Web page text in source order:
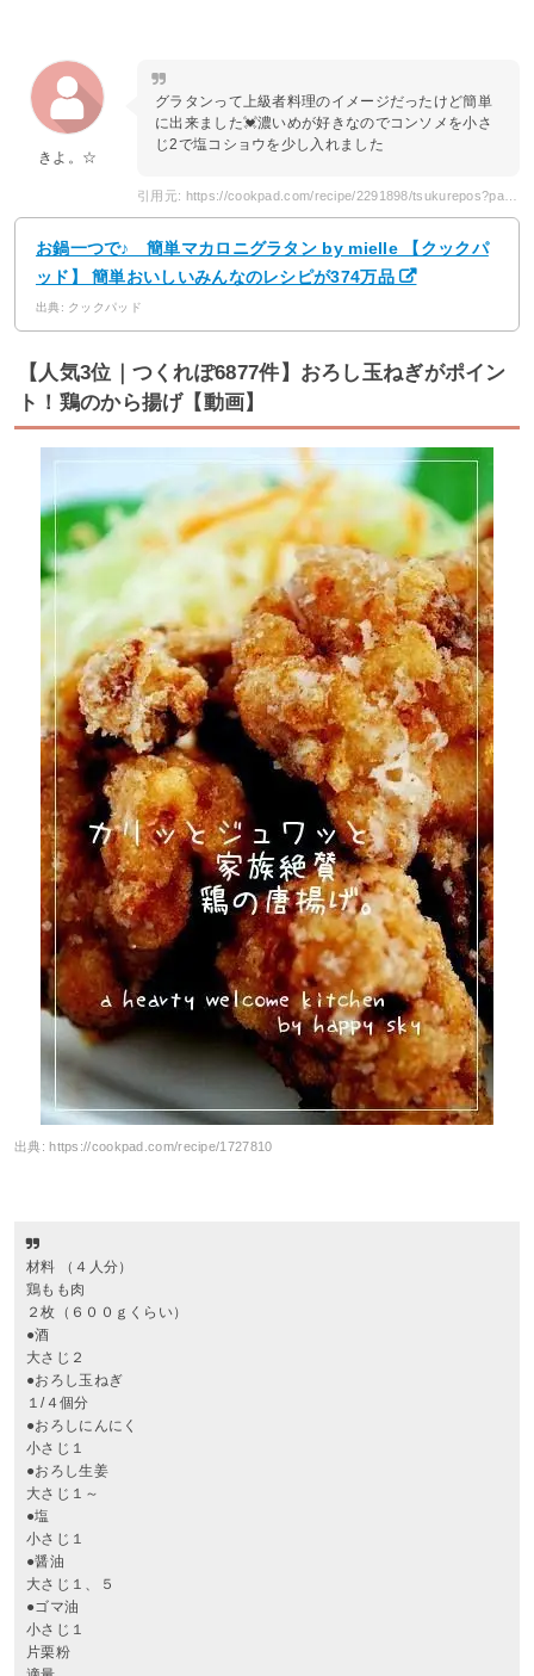
きよ。☆
グラタンって上級者料理のイメージだったけど簡単
に出来ました💓濃いめが好きなのでコンソメを小さ
じ2で塩コショウを少し入れました
引用元: https://cookpad.com/recipe/2291898/tsukurepos?page=2
お鍋一つで♪ 簡単マカロニグラタン by mielle 【クックパ
ッド】 簡単おいしいみんなのレシピが374万品
出典: クックパッド
【人気3位｜つくれぽ6877件】おろし玉ねぎがポイン
ト！鶏のから揚げ【動画】
出典: https://cookpad.com/recipe/1727810
材料 （４人分）
鶏もも肉
２枚（６００ｇくらい）
●酒
大さじ２
●おろし玉ねぎ
１/４個分
●おろしにんにく
小さじ１
●おろし生姜
大さじ１～
●塩
小さじ１
●醤油
大さじ１、５
●ゴマ油
小さじ１
片栗粉